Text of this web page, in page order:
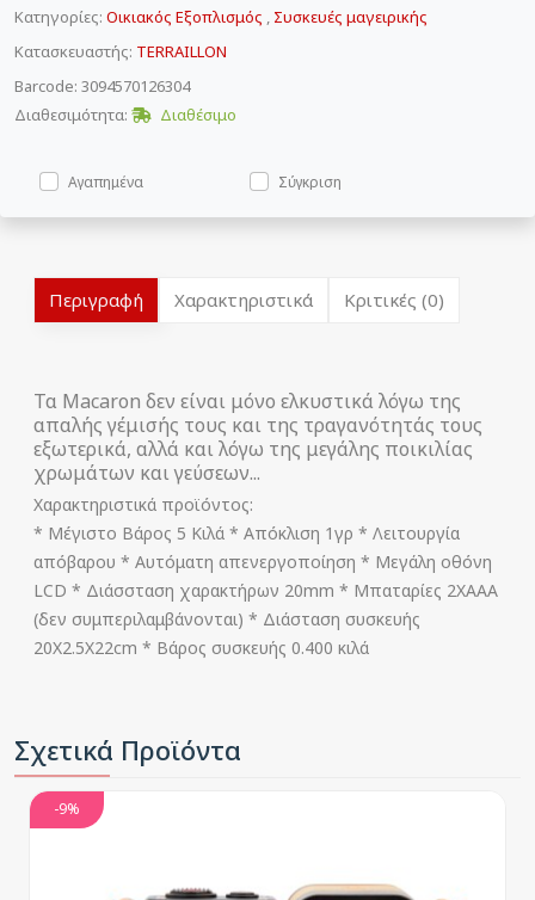
Κατηγορίες: Οικιακός Εξοπλισμός , Συσκευές μαγειρικής
Κατασκευαστής: TERRAILLON
Barcode: 3094570126304
Διαθεσιμότητα:
Διαθέσιμο
Αγαπημένα Σύγκριση
Περιγραφή Χαρακτηριστικά Κριτικές (0)
Τα Macaron δεν είναι μόνο ελκυστικά λόγω της
απαλής γέμισής τους και της τραγανότητάς τους
εξωτερικά, αλλά και λόγω της μεγάλης ποικιλίας
χρωμάτων και γεύσεων...
Χαρακτηριστικά προϊόντος:
* Μέγιστο Βάρος 5 Κιλά * Απόκλιση 1γρ * Λειτουργία
απόβαρου * Αυτόματη απενεργοποίηση * Μεγάλη οθόνη
LCD * Διάσσταση χαρακτήρων 20mm * Μπαταρίες 2XAAA
(δεν συμπεριλαμβάνονται) * Διάσταση συσκευής
20Χ2.5Χ22cm * Bάρος συσκευής 0.400 κιλά
Σχετικά Προϊόντα
-9%